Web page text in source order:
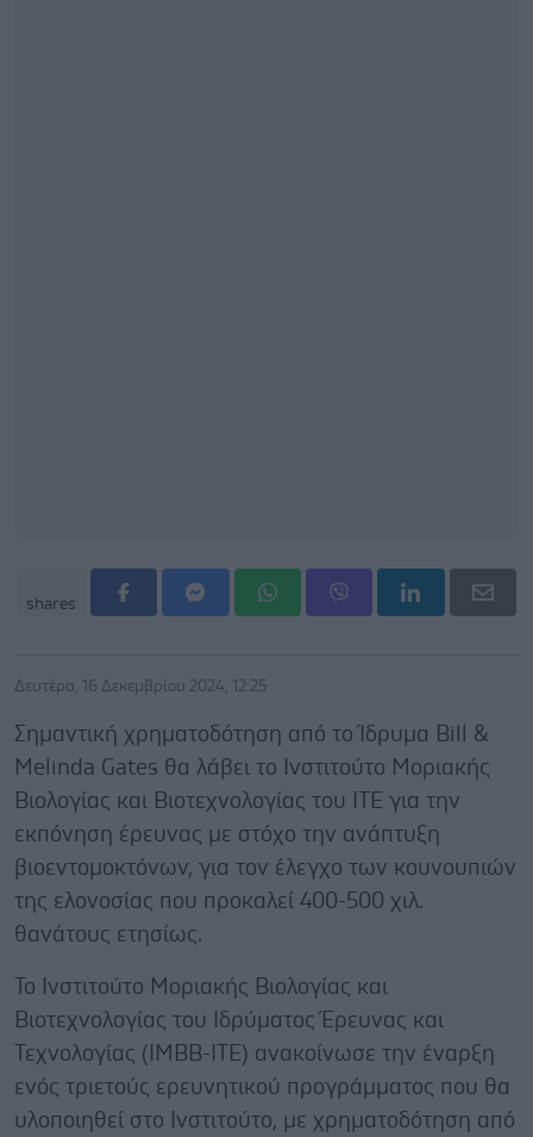
shares
Δευτέρα, 16 Δεκεμβρίου 2024, 12:25
Σημαντική χρηματοδότηση από το Ίδρυμα Bill &
Melinda Gates θα λάβει το Ινστιτούτο Μοριακής
Βιολογίας και Βιοτεχνολογίας του ΙΤΕ για την
εκπόνηση έρευνας με στόχο την ανάπτυξη
βιοεντομοκτόνων, για τον έλεγχο των κουνουπιών
της ελονοσίας που προκαλεί 400-500 χιλ.
θανάτους ετησίως.
Το Ινστιτούτο Μοριακής Βιολογίας και
Βιοτεχνολογίας του Ιδρύματος Έρευνας και
Τεχνολογίας (IMBB-ΙΤΕ) ανακοίνωσε την έναρξη
ενός τριετούς ερευνητικού προγράμματος που θα
υλοποιηθεί στο Ινστιτούτο, με χρηματοδότηση από